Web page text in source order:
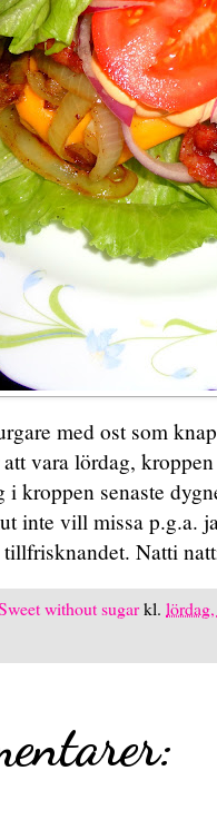
med ost som
vara lördag,
kroppen senaste
inte vill missa p.g.a.
Natti
without sugarkl.